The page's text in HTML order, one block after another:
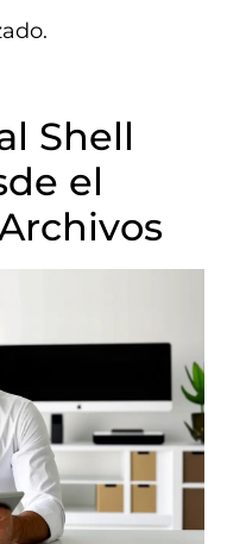
Shell
el